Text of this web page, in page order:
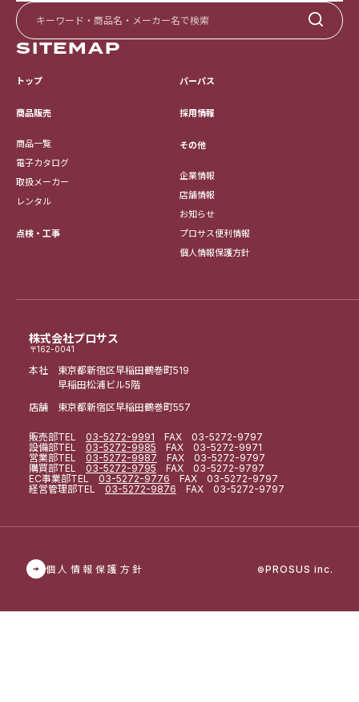
株式会社プロサス
〒162-0041
本社 東京都新宿区早稲田鶴巻町519
早稲田松浦ビル5階
店舗 東京都新宿区早稲田鶴巻町557
販売部TEL 03-5272-9991 FAX 03-5272-9797
設備部TEL 03-5272-9985 FAX 03-5272-9971
営業部TEL 03-5272-9987 FAX 03-5272-9797
購買部TEL 03-5272-9795 FAX 03-5272-9797
EC事業部TEL 03-5272-9776 FAX 03-5272-9797
経営管理部TEL 03-5272-9876 FAX 03-5272-9797
SITEMAP
トップ
商品販売
商品一覧
電子カタログ
取扱メーカー
レンタル
点検・工事
パーパス
採用情報
その他
企業情報
店舗情報
お知らせ
プロサス便利情報
個人情報保護方針
個人情報保護方針 ©PROSUS inc.